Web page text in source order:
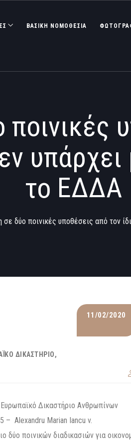
ΒΑΣΙΚΉ ΝΟΜΟΘΕΣΊΑ
το ΕΔΔΑ
σε δύο ποινικές υποθέσεις από τον
11/02/2020
ΔΙΚΑΣΤΉΡΙΟ
Δικαστήριο Ανθρωπίνων
– Alexandru Marian Iancu v.
ποινικών διαδικασιών για